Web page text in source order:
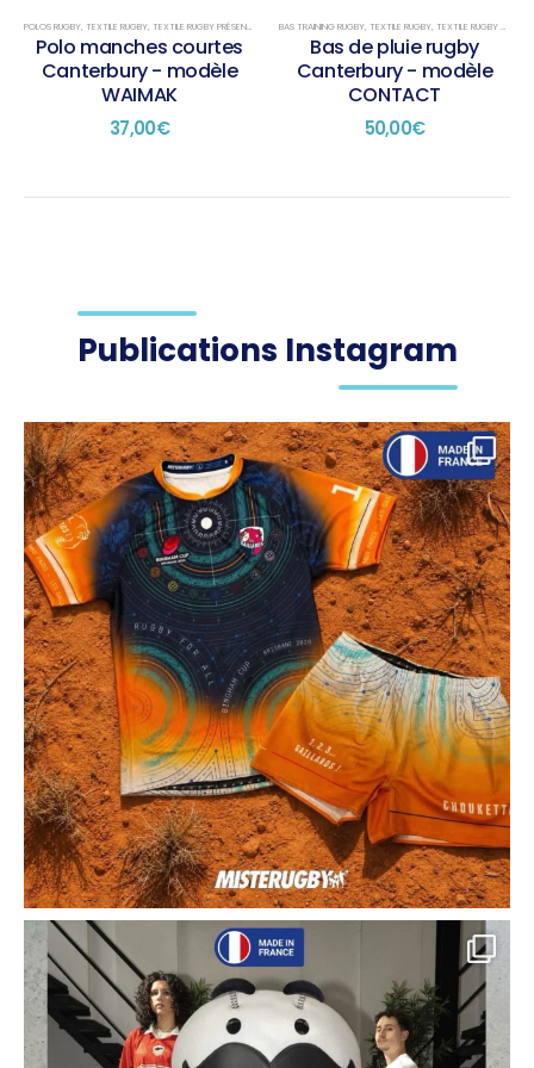
page
page
POLOS RUGBY, TEXTILE RUGBY, TEXTILE RUGBY PRÉSENTATION
Polo manches courtes
Canterbury - modèle
WAIMAK
37,00€
page
page
BAS TRAINING RUGBY, TEXTILE RUGBY, TEXTILE RUGBY TRAINING
Bas de pluie rugby
Canterbury - modèle
CONTACT
50,00€
Publications Instagram